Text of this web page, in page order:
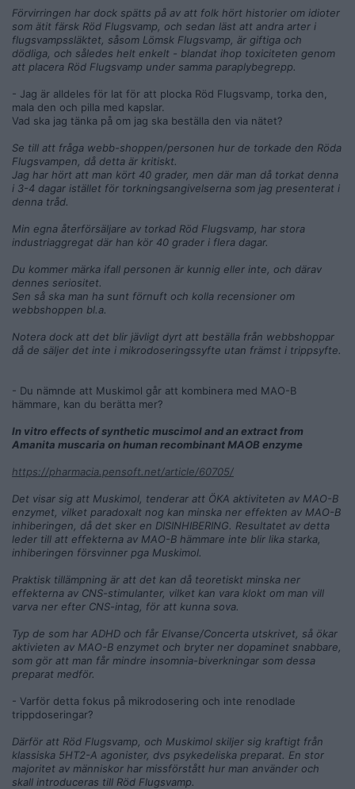
Förvirringen har dock spätts på av att folk hört historier om idioter
som ätit färsk Röd Flugsvamp, och sedan läst att andra arter i
flugsvampssläktet, såsom Lömsk Flugsvamp, är giftiga och
dödliga, och således helt enkelt - blandat ihop toxiciteten genom
att placera Röd Flugsvamp under samma paraplybegrepp.
- Jag är alldeles för lat för att plocka Röd Flugsvamp, torka den,
mala den och pilla med kapslar.
Vad ska jag tänka på om jag ska beställa den via nätet?
Se till att fråga webb-shoppen/personen hur de torkade den Röda
Flugsvampen, då detta är kritiskt.
Jag har hört att man kört 40 grader, men där man då torkat denna
i 3-4 dagar istället för torkningsangivelserna som jag presenterat i
denna tråd.
Min egna återförsäljare av torkad Röd Flugsvamp, har stora
industriaggregat där han kör 40 grader i flera dagar.
Du kommer märka ifall personen är kunnig eller inte, och därav
dennes seriositet.
Sen så ska man ha sunt förnuft och kolla recensioner om
webbshoppen bl.a.
Notera dock att det blir jävligt dyrt att beställa från webbshoppar
då de säljer det inte i mikrodoseringssyfte utan främst i trippsyfte.
- Du nämnde att Muskimol går att kombinera med MAO-B
hämmare, kan du berätta mer?
In vitro effects of synthetic muscimol and an extract from
Amanita muscaria on human recombinant MAOB enzyme
https://pharmacia.pensoft.net/article/60705/
Det visar sig att Muskimol, tenderar att ÖKA aktiviteten av MAO-B
enzymet, vilket paradoxalt nog kan minska ner effekten av MAO-B
inhiberingen, då det sker en DISINHIBERING. Resultatet av detta
leder till att effekterna av MAO-B hämmare inte blir lika starka,
inhiberingen försvinner pga Muskimol.
Praktisk tillämpning är att det kan då teoretiskt minska ner
effekterna av CNS-stimulanter, vilket kan vara klokt om man vill
varva ner efter CNS-intag, för att kunna sova.
Typ de som har ADHD och får Elvanse/Concerta utskrivet, så ökar
aktivieten av MAO-B enzymet och bryter ner dopaminet snabbare,
som gör att man får mindre insomnia-biverkningar som dessa
preparat medför.
- Varför detta fokus på mikrodosering och inte renodlade
trippdoseringar?
Därför att Röd Flugsvamp, och Muskimol skiljer sig kraftigt från
klassiska 5HT2-A agonister, dvs psykedeliska preparat. En stor
majoritet av människor har missförstått hur man använder och
skall introduceras till Röd Flugsvamp.